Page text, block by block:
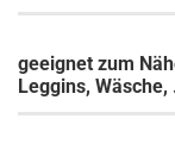
geeignet zum
Leggins,